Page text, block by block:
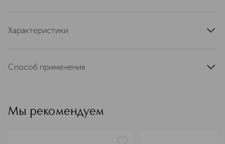
Характеристики
область применения
текстура
эффект
Способ применения
Мы рекомендуем